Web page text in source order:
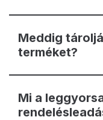
Meddig
terméket?
Mi a